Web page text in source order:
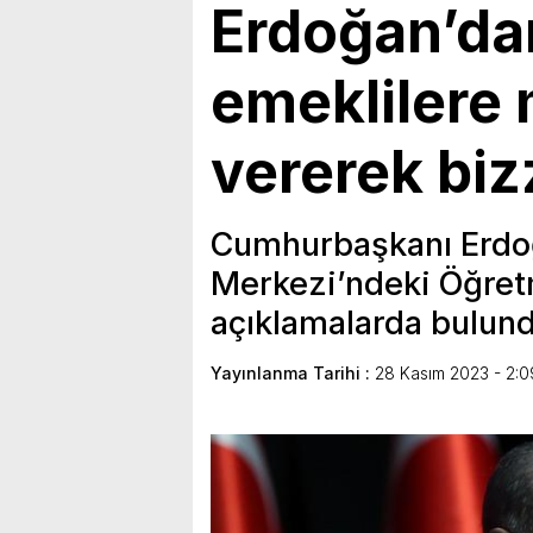
emeklilere
vererek
Cumhurbaşkanı
Merkezi’ndeki
açıklamalarda
Yayınlanma Tarihi : 28 Kasım 2023 -